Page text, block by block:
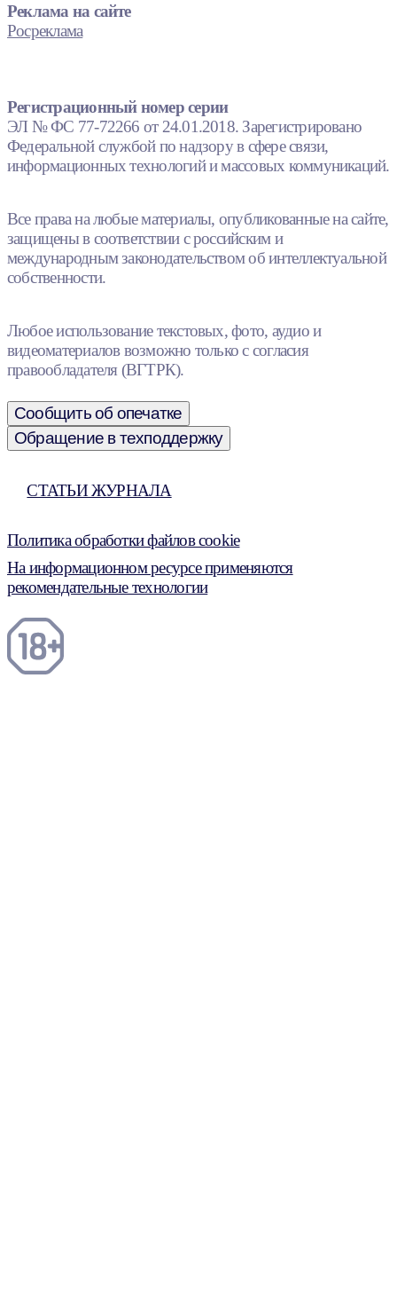
Реклама на сайте
Росреклама
Регистрационный номер серии
ЭЛ № ФС 77-72266 от 24.01.2018. Зарегистрировано
Федеральной службой по надзору в сфере связи,
информационных технологий и массовых коммуникаций.
Все права на любые материалы, опубликованные на сайте,
защищены в соответствии с российским и
международным законодательством об интеллектуальной
собственности.
Любое использование текстовых, фото, аудио и
видеоматериалов возможно только с согласия
правообладателя (ВГТРК).
Сообщить об опечатке
Обращение в техподдержку
СТАТЬИ ЖУРНАЛА
Политика обработки файлов cookie
На информационном ресурсе применяются
рекомендательные технологии